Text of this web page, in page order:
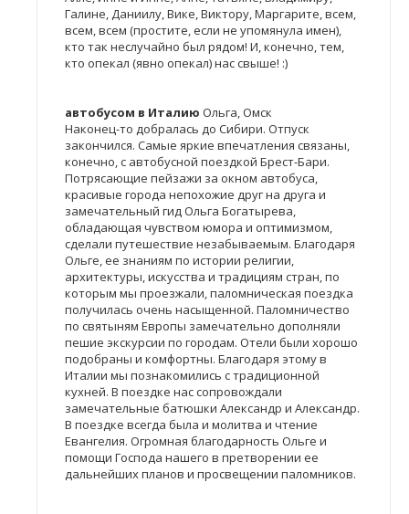
Галине, Даниилу, Вике, Виктору, Маргарите, всем,
всем, всем (простите, если не упомянула имен),
кто так неслучайно был рядом! И, конечно, тем,
кто опекал (явно опекал) нас свыше! :)
автобусом в Италию Ольга, Омск
Наконец-то добралась до Сибири. Отпуск
закончился. Самые яркие впечатления связаны,
конечно, с автобусной поездкой Брест-Бари.
Потрясающие пейзажи за окном автобуса,
красивые города непохожие друг на друга и
замечательный гид Ольга Богатырева,
обладающая чувством юмора и оптимизмом,
сделали путешествие незабываемым. Благодаря
Ольге, ее знаниям по истории религии,
архитектуры, искусства и традициям стран, по
которым мы проезжали, паломническая поездка
получилась очень насыщенной. Паломничество
по святыням Европы замечательно дополняли
пешие экскурсии по городам. Отели были хорошо
подобраны и комфортны. Благодаря этому в
Италии мы познакомились с традиционной
кухней. В поездке нас сопровождали
замечательные батюшки Александр и Александр.
В поездке всегда была и молитва и чтение
Евангелия. Огромная благодарность Ольге и
помощи Господа нашего в претворении ее
дальнейших планов и просвещении паломников.